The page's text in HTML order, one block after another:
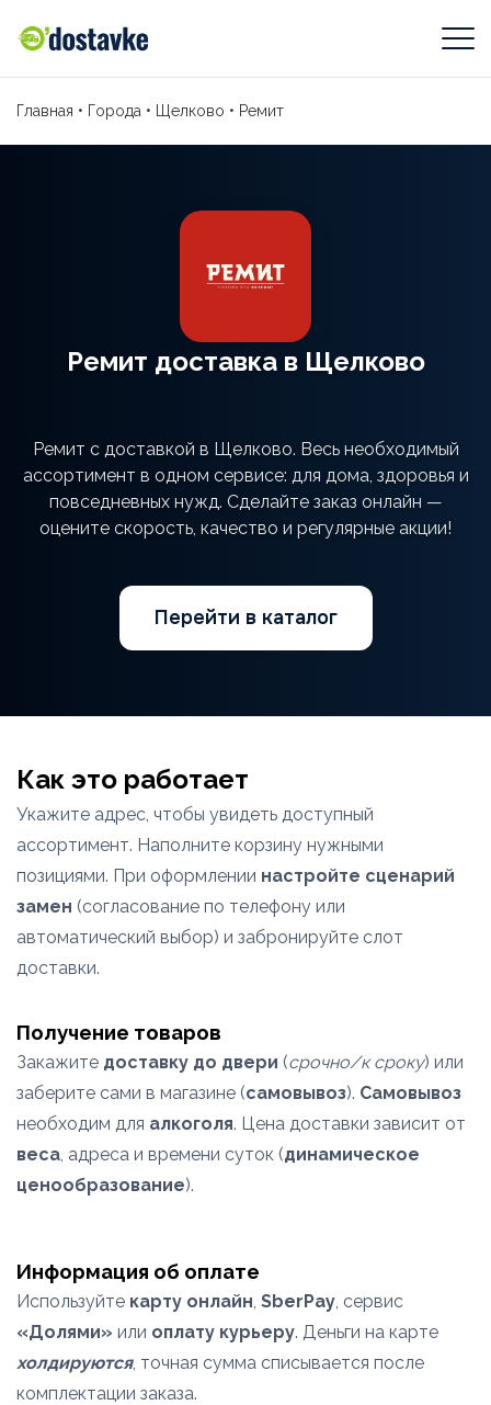
Главная • Города • Щелково • Ремит
Ремит доставка в Щелково
Ремит с доставкой в Щелково. Весь необходимый
ассортимент в одном сервисе: для дома, здоровья и
повседневных нужд. Сделайте заказ онлайн —
оцените скорость, качество и регулярные акции!
Перейти в каталог
Как это работает
Укажите адрес, чтобы увидеть доступный
ассортимент. Наполните корзину нужными
позициями. При оформлении настройте сценарий
замен (согласование по телефону или
автоматический выбор) и забронируйте слот
доставки.
Получение товаров
Закажите доставку до двери (срочно/к сроку) или
заберите сами в магазине (самовывоз). Самовывоз
необходим для алкоголя. Цена доставки зависит от
веса, адреса и времени суток (динамическое
ценообразование).
Информация об оплате
Используйте карту онлайн, SberPay, сервис
«Долями» или оплату курьеру. Деньги на карте
холдируются, точная сумма списывается после
комплектации заказа.